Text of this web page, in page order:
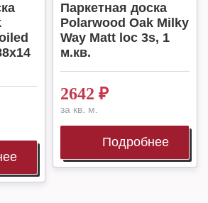
Паркетная доска
Polarwood Oak Milky
Way Matt loc 3s, 1
м.кв.
2642 ₽
за кв. м.
Подробнее